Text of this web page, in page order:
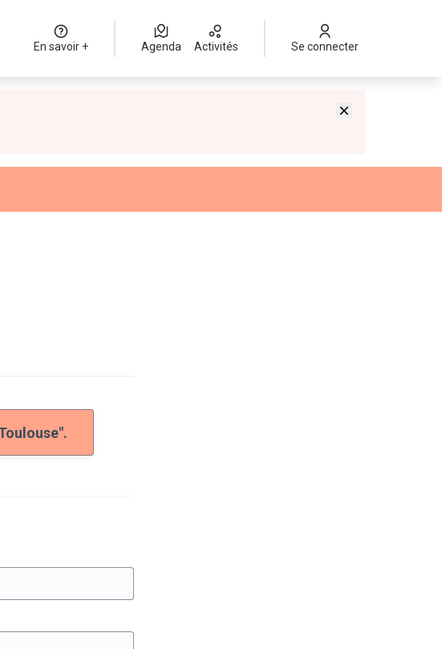
En savoir + Agenda Activités Se connecter